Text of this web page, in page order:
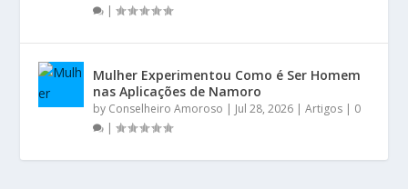
|
Mulher Experimentou Como é Ser Homem
nas Aplicações de Namoro
by Conselheiro Amoroso | Jul 28, 2026 |Artigos | 0
|